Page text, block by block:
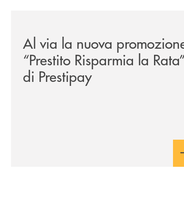
Al via la nuova
“Prestito Risparmia la
di Prestipay